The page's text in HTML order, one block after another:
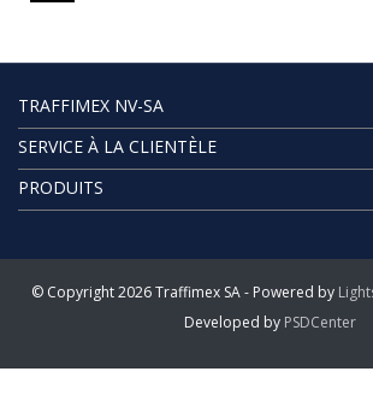
TRAFFIMEX NV-SA
SERVICE À LA CLIENTÈLE
PRODUITS
© Copyright 2026 Traffimex SA - Powered by
Developed by PSDCenter